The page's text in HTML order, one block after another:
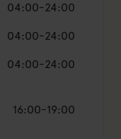
04:00-24:00
04:00-24:00
04:00-24:00
16:00-19:00